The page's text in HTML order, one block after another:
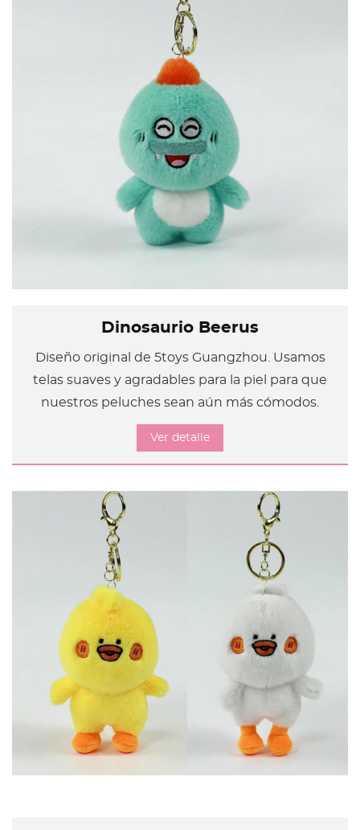
Dinosaurio Beerus
Diseño original de 5toys Guangzhou. Usamos
telas suaves y agradables para la piel para que
nuestros peluches sean aún más cómodos.
Ver detalle